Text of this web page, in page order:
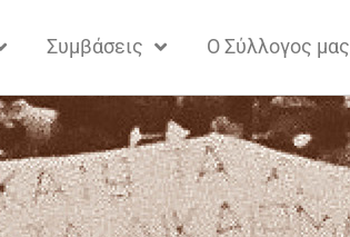
Συμβάσεις Ο Σύλλογος μας